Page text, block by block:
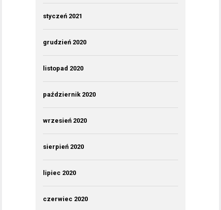
styczeń 2021
grudzień 2020
listopad 2020
październik 2020
wrzesień 2020
sierpień 2020
lipiec 2020
czerwiec 2020